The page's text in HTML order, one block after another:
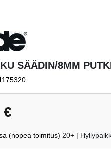
SÄÄDIN/8MM
€
(nopea toimitus) 20+ |